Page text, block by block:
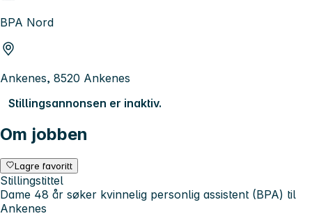
BPA Nord
Ankenes, 8520 Ankenes
Stillingsannonsen er inaktiv.
Om jobben
Lagre favoritt
Stillingstittel
Dame 48 år søker kvinnelig personlig assistent (BPA) til
Ankenes